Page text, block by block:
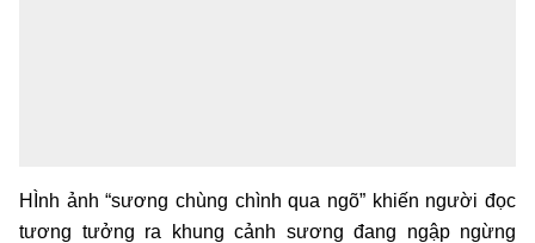
HÌnh ảnh “sương chùng chình qua ngõ” khiến người đọc
tương tưởng ra khung cảnh sương đang ngập ngừng